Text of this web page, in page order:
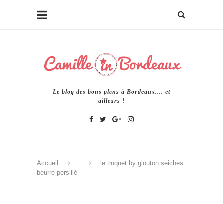
Le blog des bons plans à Bordeaux.... et
ailleurs !
Accueil
le troquet by glouton seiches
beurre persillé